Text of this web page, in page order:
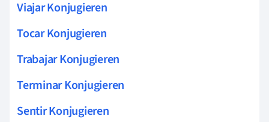
Viajar Konjugieren
Tocar Konjugieren
Trabajar Konjugieren
Terminar Konjugieren
Sentir Konjugieren